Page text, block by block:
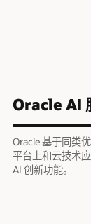
Oracle AI
Oracle 基于同类
平台上和云技术
AI 创新功能。